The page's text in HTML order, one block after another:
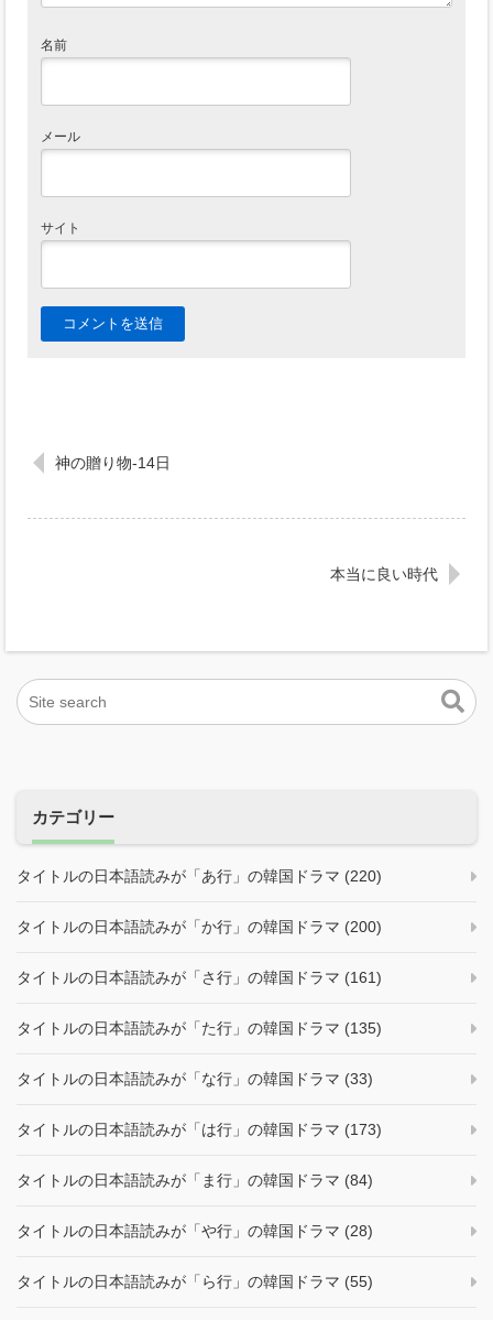
名前
メール
サイト
神の贈り物-14日
本当に良い時代
カテゴリー
タイトルの日本語読みが「あ行」の韓国ドラマ (220)
タイトルの日本語読みが「か行」の韓国ドラマ (200)
タイトルの日本語読みが「さ行」の韓国ドラマ (161)
タイトルの日本語読みが「た行」の韓国ドラマ (135)
タイトルの日本語読みが「な行」の韓国ドラマ (33)
タイトルの日本語読みが「は行」の韓国ドラマ (173)
タイトルの日本語読みが「ま行」の韓国ドラマ (84)
タイトルの日本語読みが「や行」の韓国ドラマ (28)
タイトルの日本語読みが「ら行」の韓国ドラマ (55)